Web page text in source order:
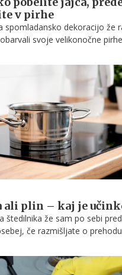
v pirhe
spomladansko dekoracijo že
svoje velikonočne
žig na jajčni lupini.
še preden se lotite samega
plin – kaj je
štedilnika že sam po sebi
če razmišljate o
premišljena, vam v
o indukcijskih